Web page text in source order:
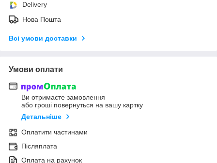
Delivery
Нова Пошта
Всі умови доставки
Умови оплати
Ви отримаєте замовлення
або гроші повернуться на вашу картку
Детальніше
Оплатити частинами
Післяплата
Оплата на рахунок